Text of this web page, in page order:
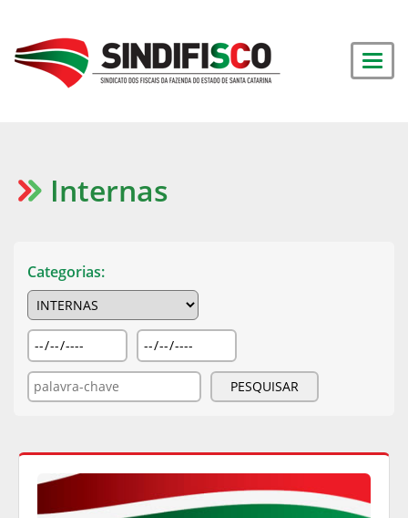
Internas
Categorias: